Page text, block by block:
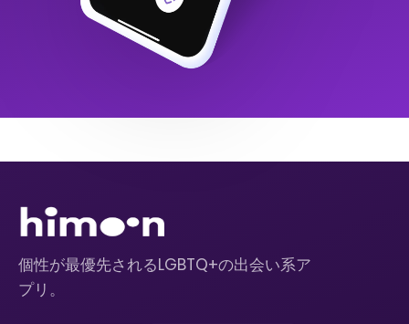
個性が最優先されるLGBTQ+の出会い系ア
プリ。